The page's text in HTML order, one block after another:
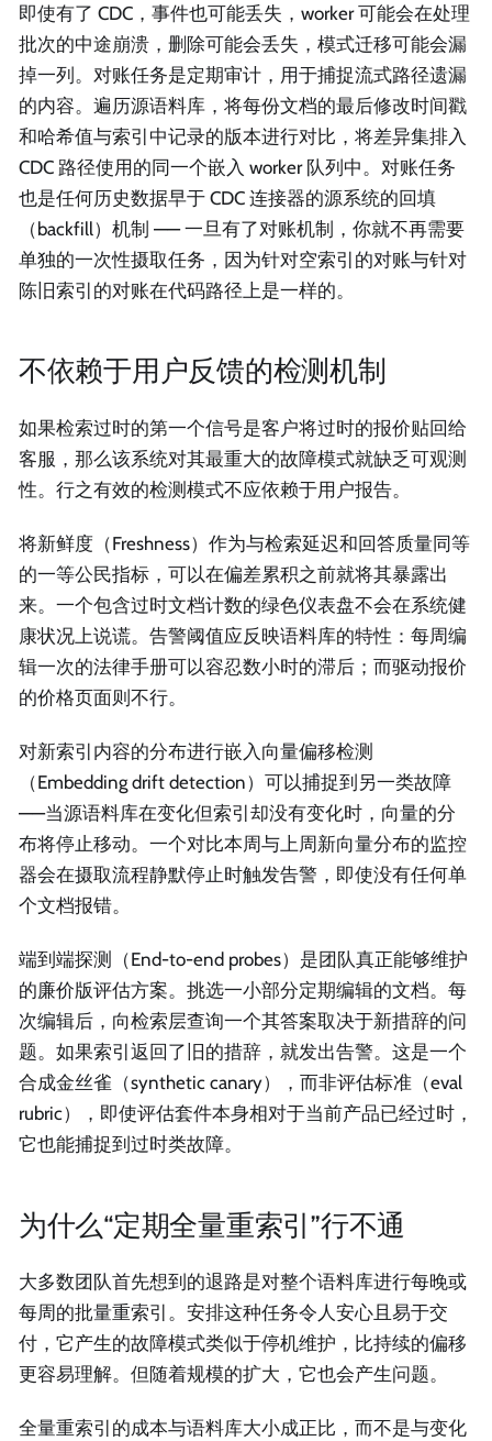
即使有了 CDC，事件也可能丢失，worker 可能会在处理
批次的中途崩溃，删除可能会丢失，模式迁移可能会漏
掉一列。对账任务是定期审计，用于捕捉流式路径遗漏
的内容。遍历源语料库，将每份文档的最后修改时间戳
和哈希值与索引中记录的版本进行对比，将差异集排入
CDC 路径使用的同一个嵌入 worker 队列中。对账任务
也是任何历史数据早于 CDC 连接器的源系统的回填
（backfill）机制 —— 一旦有了对账机制，你就不再需要
单独的一次性摄取任务，因为针对空索引的对账与针对
陈旧索引的对账在代码路径上是一样的。
不依赖于用户反馈的检测机制
如果检索过时的第一个信号是客户将过时的报价贴回给
客服，那么该系统对其最重大的故障模式就缺乏可观测
性。行之有效的检测模式不应依赖于用户报告。
将新鲜度（Freshness）作为与检索延迟和回答质量同等
的一等公民指标，可以在偏差累积之前就将其暴露出
来。一个包含过时文档计数的绿色仪表盘不会在系统健
康状况上说谎。告警阈值应反映语料库的特性：每周编
辑一次的法律手册可以容忍数小时的滞后；而驱动报价
的价格页面则不行。
对新索引内容的分布进行嵌入向量偏移检测
（Embedding drift detection）可以捕捉到另一类故障
——当源语料库在变化但索引却没有变化时，向量的分
布将停止移动。一个对比本周与上周新向量分布的监控
器会在摄取流程静默停止时触发告警，即使没有任何单
个文档报错。
端到端探测（End-to-end probes）是团队真正能够维护
的廉价版评估方案。挑选一小部分定期编辑的文档。每
次编辑后，向检索层查询一个其答案取决于新措辞的问
题。如果索引返回了旧的措辞，就发出告警。这是一个
合成金丝雀（synthetic canary），而非评估标准（eval
rubric），即使评估套件本身相对于当前产品已经过时，
它也能捕捉到过时类故障。
为什么“定期全量重索引”行不通
大多数团队首先想到的退路是对整个语料库进行每晚或
每周的批量重索引。安排这种任务令人安心且易于交
付，它产生的故障模式类似于停机维护，比持续的偏移
更容易理解。但随着规模的扩大，它也会产生问题。
全量重索引的成本与语料库大小成正比，而不是与变化